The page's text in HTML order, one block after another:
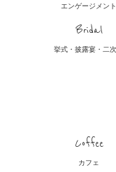
エンゲージメント
Bridal
挙式・披露宴・二
Coffee
カフェ